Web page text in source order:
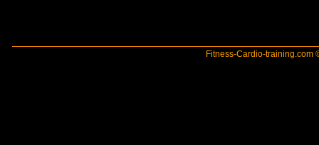
Fitness-Cardio-training.com